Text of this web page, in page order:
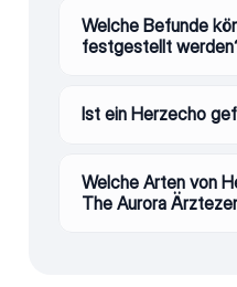
Welche Befunde
festgestellt
Ist ein Herzecho
Welche Arten von
The Aurora